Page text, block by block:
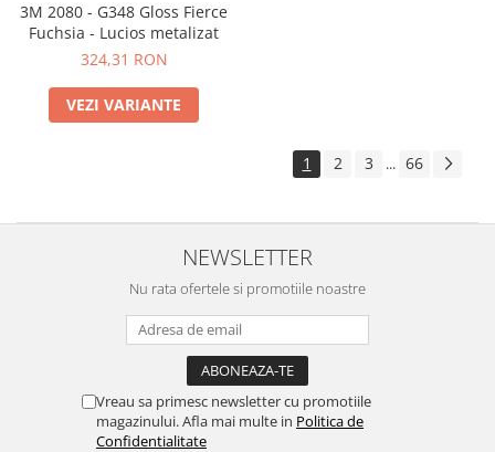
3M 2080 - G348 Gloss Fierce
Fuchsia - Lucios metalizat
324,31 RON
VEZI VARIANTE
1 2 3 ... 66
NEWSLETTER
Nu rata ofertele si promotiile noastre
Vreau sa primesc newsletter cu promotiile
magazinului. Afla mai multe in Politica de
Confidentialitate